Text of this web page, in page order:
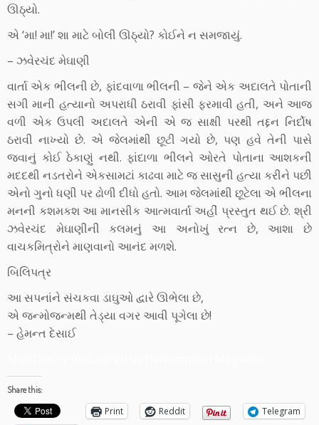
ઊઠ્યો.
એ ‘મા! મા!’ શા માટે બોલી ઊઠ્યો? કોઈને ન સમજાયું.
– ઝવેરચંદ મેઘાણી
વાર્તા એક ભીલની છે, ફાંદવાળા ભીલની – જેને એક અદાલતે પોતાની
સગી માની હત્યાનો અપરાધી ઠરાવી ફાંસી ફરમાવી હતી, અને આજ
વળી એક ઉપલી અદાલતે એની એ જ સાક્ષી પરથી તદ્દન નિર્દોષ
ઠરાવી નાખ્યો છે. એ જેલમાંથી છૂટી ગયો છે, પણ હવે તેની પાસે
જવાનું કોઈ ઠેકાણું નથી. ફાંદાળા ભીલને ઓરતે પોતાના આશકની
મદદથી નડતરોને એકસામટાં કાઢવા માટે જ સાસુની હત્યા કરીને પછી
એનો ગુનો ધણી પર ઢોળી દીધો હતો. આમ જેલમાંથી છૂટેલા એ ભીલના
મનની કશમકશ આ માનસીક આત્મવાર્તા અહીં પ્રસ્તુત થઈ છે. શ્રી
ઝવેરચંદ મેઘાણીની કલમનું આ અનોખું રત્ન છે, આશા છે
વાચકમિત્રોને માણવાનો આનંદ મળશે.
બિલિપત્ર
આ સપનાંને સંચકવા ડાઘુઓ દ્વારે ઊભેલા છે,
એ જન્મોજન્મથી તેડ્યા વગર આવી પૂગેલા છે!
– હેમન્ત દેસાઈ
Share this:
Print Reddit
Telegram